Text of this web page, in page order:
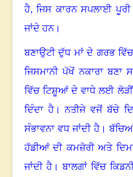
ਹੈ, ਜਿਸ ਕਾਰਨ ਸਪਲਾਈ
ਜਾਂਦੇ ਹਨ।
ਬਣਾਉਟੀ ਦੁੱਧ ਮਾਂ ਦੇ ਗਰਭ
ਜਿਸਮਾਨੀ ਪੱਖੋਂ ਨਕਾਰਾ ਬਣਾ
ਵਿੱਚ ਟਿਸ਼ੂਆਂ ਦੇ ਵਾਧੇ ਲਈ
ਦਿੰਦਾ ਹੈ।ਨਤੀਜੇ ਵਜੋਂ ਬੱਚੇ
ਸੰਭਾਵਨਾ ਵਧ ਜਾਂਦੀ ਹੈ ।
ਹੱਡੀਆਂ ਦੀ ਕਮਜ਼ੋਰੀ ਅਤੇ
ਜਾਂਦੀ ਹੈ।ਬਾਲਗਾਂ ਵਿੱਚ